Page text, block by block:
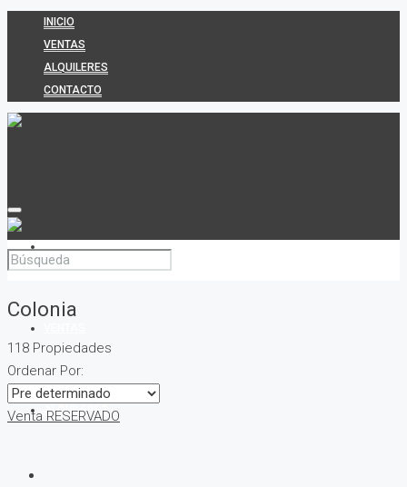
INICIO
VENTAS
ALQUILERES
CONTACTO
INICIO
ALQUILERES
Colonia
118 Propiedades
Ordenar Por:
Venta RESERVADO